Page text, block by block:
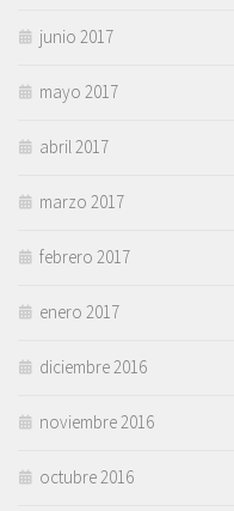
junio 2017
mayo 2017
abril 2017
marzo 2017
febrero 2017
enero 2017
diciembre 2016
noviembre 2016
octubre 2016